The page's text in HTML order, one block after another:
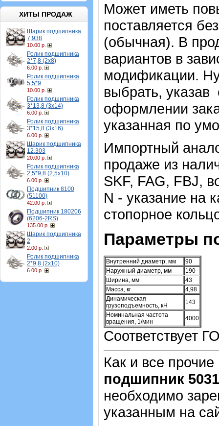
ХИТЫ ПРОДАЖ
Шарик подшипника
7,938
10.00 р.
Ролик подшипника
2*7,8 (2х8)
6.00 р.
Ролик подшипника
5,5*9
10.00 р.
Ролик подшипника
3*13,8 (3х14)
6.00 р.
Ролик подшипника
3*15,8 (3х16)
6.00 р.
Шарик подшипника
12,303
20.00 р.
Ролик подшипника
2,5*9,8 (2,5х10)
6.00 р.
Подшипник 8100
(51100)
42.00 р.
Подшипник 180206
(6206-2RS)
135.00 р.
Шарик подшипника
2
2.00 р.
Ролик подшипника
2*9,8 (2х10)
6.00 р.
Может иметь
поставляется
(обычная). В
вариантов в
модификации.
выбрать,
оформлении
указанная по
Импортный
продаже из
SKF, FAG, FBJ,
N - указание на
стопорное
Параметры
Внутренний диаметр, мм
90
Наружный диаметр, мм
190
Ширина, мм
43
Масса, кг
4,98
Динамическая
грузоподъемность, кН
143
Номинальная частота
вращения, 1/мин
4000
Соответствует
Как и все
подшипник
необходимо
указанным на